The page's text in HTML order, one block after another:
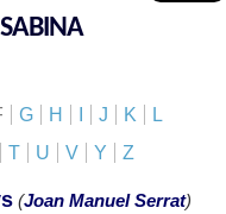
G H J K
L
T U V Y Z
(Joan Manuel Serrat)